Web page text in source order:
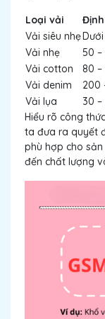
Loại vải
Vải siêu nhẹ
Vải nhẹ
50 –
Vải cotton
80 –
Vải denim
200
Vải lụa
30 –
Hiểu rõ công
ta đưa ra quyết
phù hợp cho
đến chất lượng